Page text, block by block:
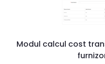
Modul calcul cost